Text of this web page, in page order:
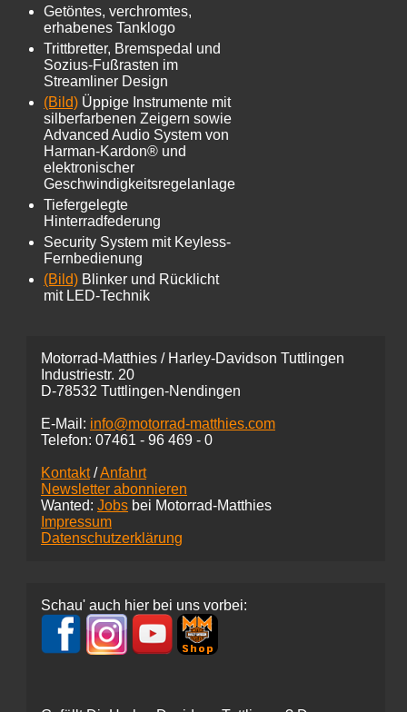
Getöntes, verchromtes,
erhabenes Tanklogo
Trittbretter, Bremspedal und
Sozius-Fußrasten im
Streamliner Design
(Bild) Üppige Instrumente mit
silberfarbenen Zeigern sowie
Advanced Audio System von
Harman-Kardon® und
elektronischer
Geschwindigkeitsregelanlage
Tiefergelegte
Hinterradfederung
Security System mit Keyless-
Fernbedienung
(Bild) Blinker und Rücklicht
mit LED-Technik
Motorrad-Matthies / Harley-Davidson Tuttlingen
Industriestr. 20
D-78532 Tuttlingen-Nendingen
E-Mail: info@motorrad-matthies.com
Telefon: 07461 - 96 469 - 0
Kontakt/Anfahrt
Newsletter abonnieren
Wanted: Jobs bei Motorrad-Matthies
Impressum
Datenschutzerklärung
Schau' auch hier bei uns vorbei: